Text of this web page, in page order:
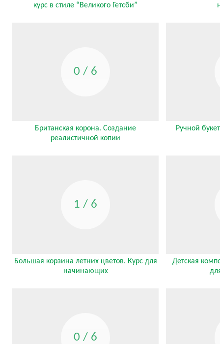
курс в стиле “Великого Гетсби”
0 / 6
Британская корона. Создание
реалистичной копии
Ручной
1 / 6
Большая корзина летних цветов. Курс для
начинающих
Детская
0 / 6